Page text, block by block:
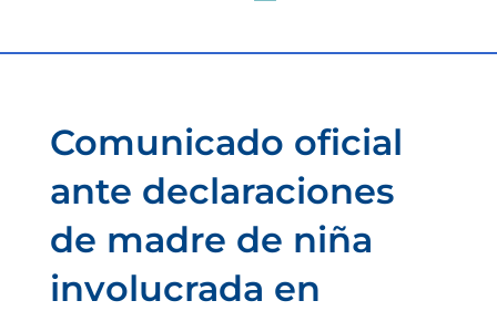
Comunicado oficial
ante declaraciones
de madre de niña
involucrada en